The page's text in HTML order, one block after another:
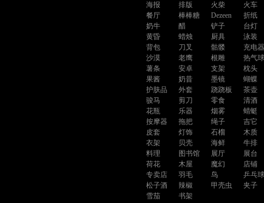
海报
排版 火柴
火车
餐厅
棒棒糖 Dezeen
折纸
奶牛
醋 铲子
台灯
黄昏
蜡烛 厨具
泳装
背包
刀叉 骷髅
充电器
沙漠
老鹰 根雕
热气球
薯条
安卓 支架
枕头
果酱
奶昔 墨镜
蝴蝶
护肤品
外套 跷跷板
茶壶
骏马
剪刀 零食
清酒
花瓶
乐器 烟雾
蜻蜓
按摩器
拖把 绳子
吉它
皮套
灯饰 石榴
木质
衣架
贝壳 海鲜
牛排
料理
图书馆 展厅
展台
荷花
木屋 魔幻
店铺
专卖店
羽毛 鸟
乒乓球
松子酒
辣椒 甲壳虫
夹子
雪茄
书架